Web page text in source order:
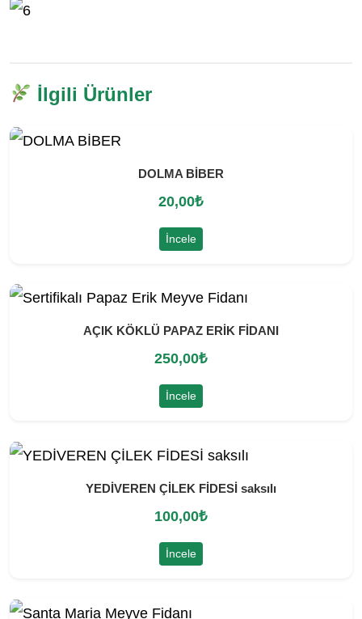
İlgili Ürünler
DOLMA BİBER
20,00₺
İncele
AÇIK KÖKLÜ PAPAZ ERİK FİDANI
250,00₺
İncele
YEDİVEREN ÇİLEK FİDESİ saksılı
100,00₺
İncele